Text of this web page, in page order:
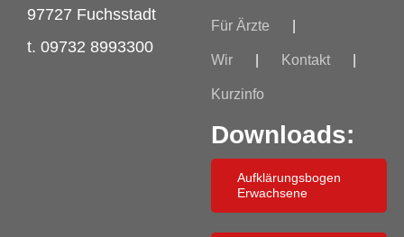
97727 Fuchsstadt
t. 09732 8993300
Für Ärzte
Wir Kontakt
Kurzinfo
Downloads:
Aufklärungsbogen
Erwachsene